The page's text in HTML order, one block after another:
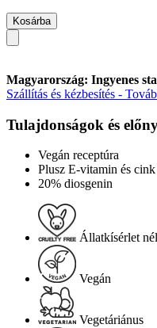
Kosárba
Magyarország: Ingyenes
Szállítás és kézbesítés -
Tulajdonságok és
Vegán receptúra
Plusz E-vitamin és cink
20% diosgenin
Állatkísérlet
Vegán
Vegetáriánus